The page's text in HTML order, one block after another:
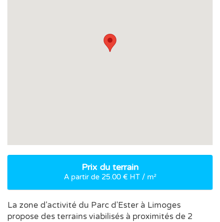
Prix du terrain
A partir de 25.00 € HT / m²
La zone d'activité du Parc d'Ester à Limoges
propose des terrains viabilisés à proximités de 2